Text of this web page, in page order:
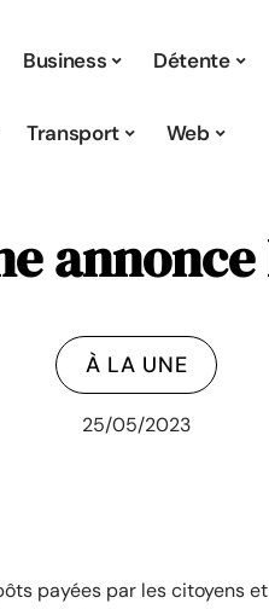
Business Détente
Transport Web
À LA UNE
25/05/2023
payées par les citoyens